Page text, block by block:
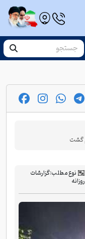
نوع مطلب:گزارشات
روزانه